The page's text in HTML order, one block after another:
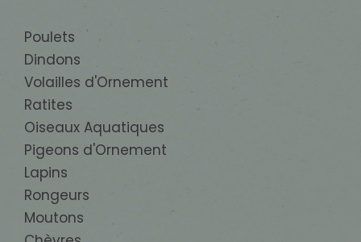
Poulets
Dindons
Volailles d'Ornement
Ratites
Oiseaux Aquatiques
Pigeons d'Ornement
Lapins
Rongeurs
Moutons